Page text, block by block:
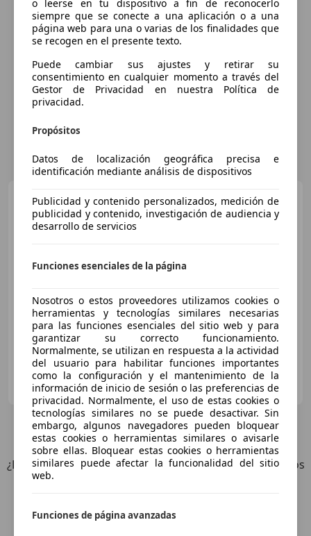
Porsche CaymanS
€ 31.900
01/2006 177.550 km Gasolina 216 kW (294 CV)
CARWIN LEVANTE
ES-30163 MURCIA
7 Ofertas para Porsche Cayman
¿Desea ser informado automáticamente sobre vehículos
Guardar búsqueda
o leerse en tu dispositivo a fin de reconocerlo
siempre que se conecte a una aplicación o a una
página web para una o varias de los finalidades que
se recogen en el presente texto.
Puede cambiar sus ajustes y retirar su
consentimiento en cualquier momento a través del
Gestor de Privacidad en nuestra Política de
privacidad.
Propósitos
Datos de localización geográfica precisa e
identificación mediante análisis de dispositivos
Publicidad y contenido personalizados, medición de
publicidad y contenido, investigación de audiencia y
desarrollo de servicios
Funciones esenciales de la página
Nosotros o estos proveedores utilizamos cookies o
herramientas y tecnologías similares necesarias
para las funciones esenciales del sitio web y para
garantizar su correcto funcionamiento.
Normalmente, se utilizan en respuesta a la actividad
del usuario para habilitar funciones importantes
como la configuración y el mantenimiento de la
información de inicio de sesión o las preferencias de
privacidad. Normalmente, el uso de estas cookies o
tecnologías similares no se puede desactivar. Sin
embargo, algunos navegadores pueden bloquear
estas cookies o herramientas similares o avisarle
sobre ellas. Bloquear estas cookies o herramientas
similares puede afectar la funcionalidad del sitio
web.
Funciones de página avanzadas